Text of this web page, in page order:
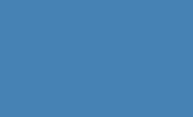
tanultál? Volt olyan
A projekt, amin dolgoztam, Bachelor
államvizsgájának főpróbája volt. Egy
hallgatók különböző hallgatói
Teljesen más, mint az itthoni
dolgoznak. A félév végi „védés” és
majd javítani. Fém 3D nyomtatott
és ezzel a szakdolgozatom alapjait
szakmai értelemben lendítettek